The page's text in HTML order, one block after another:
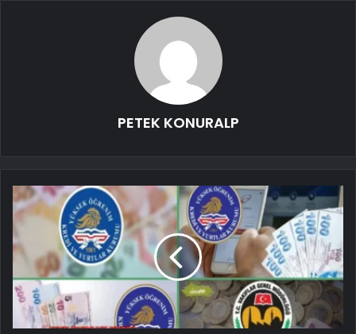
PETEK KONURALP